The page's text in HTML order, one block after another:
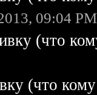
09:04 PM
(что
(что